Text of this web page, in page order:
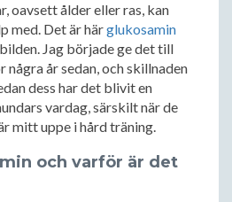
oavsett ålder eller ras, kan
med. Det är härglukosamin
Jag började ge det till
några år sedan, och skillnaden
dess har det blivit en
vardag, särskilt när de
mitt uppe i hård träning.
och varför är det